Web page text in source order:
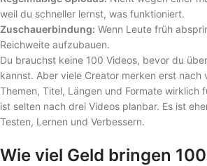
weil du schneller lernst, was funktioniert.
Zuschauerbindung: Wenn Leute früh
Reichweite aufzubauen.
Du brauchst keine 100 Videos, bevor du
kannst. Aber viele Creator merken erst nach
Themen, Titel, Längen und Formate wirklich
ist selten nach drei Videos planbar. Es ist
Testen, Lernen und Verbessern.
Wie viel Geld bringen